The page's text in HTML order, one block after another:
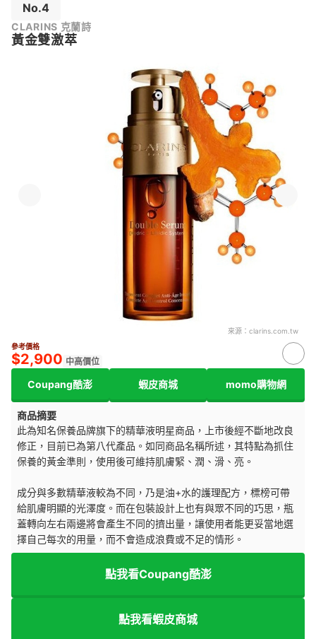
No.4
CLARINS 克蘭詩
黃金雙激萃
來源： clarins.com.tw
參考價格
$2,900 中高價位
Coupang酷澎 蝦皮商城 momo購物網
商品摘要
此為知名保養品牌旗下的精華液明星商品，上市後經不斷地改良
修正，目前已為第八代產品。如同商品名稱所述，其特點為抓住
保養的黃金準則，使用後可維持肌膚緊、潤、滑、亮。
成分與多數精華液較為不同，乃是油+水的護理配方，標榜可帶
給肌膚明顯的光澤度。而在包裝設計上也有與眾不同的巧思，瓶
蓋轉向左右兩邊將會產生不同的擠出量，讓使用者能更妥當地選
擇自己每次的用量，而不會造成浪費或不足的情形。
點我看Coupang酷澎
點我看蝦皮商城